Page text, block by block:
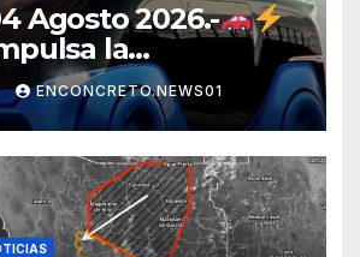
Agosto 2026.-
la
con
un vehículo
junto al
ENCONCRETO.NEWS01